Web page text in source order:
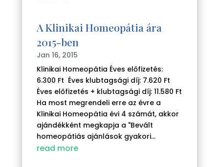
A Klinikai Homeopátia ára
2015-ben
Jan 16, 2015
Klinikai Homeopátia Éves előfizetés:
6.300 Ft Éves klubtagsági díj: 7.620 Ft
Éves előfizetés + klubtagsági díj: 11.580 Ft
Ha most megrendeli erre az évre a
Klinikai Homeopátia évi 4 számát, akkor
ajándékként megkapja a "Bevált
homeopátiás ajánlások gyakori...
read more